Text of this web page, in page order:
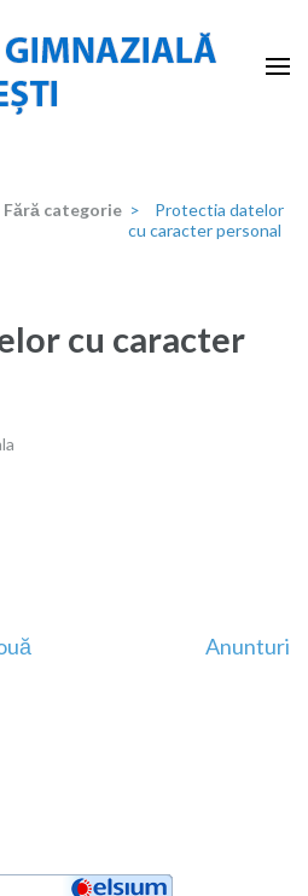
Fără categorie >
Protectia datelor
cu caracter personal
cu caracter
Anunturi